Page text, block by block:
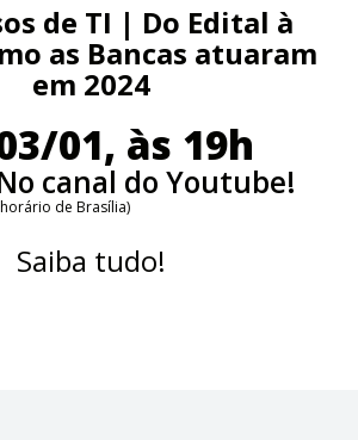
de TI | Do Edital à
as Bancas atuaram
em 2024
01, às 19h
canal do Youtube!
de Brasília)
Saiba tudo!